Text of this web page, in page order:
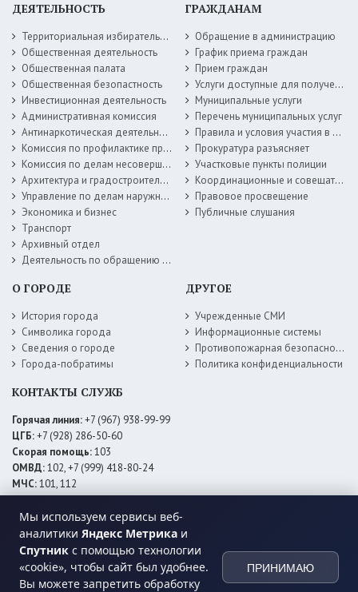
Мы используем сервисы веб-
аналитики Яндекс Метрика и
Спутник с помощью технологии
«cookie», чтобы сайт был удобнее.
Вы можете запретить обработку
ПРИНИМАЮ
ДЕЯТЕЛЬНОСТЬ
Территориальная избирательная комиссия
Общественная деятельность
Общественная палата
Общественная безопастность
Инвестиционная деятельность
Административная комиссия
Антинаркотическая деятельность
Комиссия по профилактике правонарушений
Комиссия по делам несовершеннолетних
Архитектура и градостроительство
Управление по делам наружной рекламы
Экономика и бизнес
Транспорт
Архивный отдел
Деятельность по обращению с животными без владельцев
ГРАЖДАНАМ
Обращение в администрацию
График приема граждан
Прием граждан
Услуги доступные для получения в электронной форме
Муниципальные услуги
Перечень муниципальных услуг
Правила и условия участия в жилищных программах
Прокуратура разъясняет
Участковые пункты полиции
Координационные и совещательные органы
Правовое просвещение
Публичные слушания
О ГОРОДЕ
История города
Символика города
Сведения о городе
Города-побратимы
ДРУГОЕ
Учрежденные СМИ
Информационные системы
Противопожарная безопасность
Политика конфиденциальности
КОНТАКТЫ СЛУЖБ
Горячая линия:+7 (967) 938-99-99
ЦГБ:+7 (928) 286-50-60
Скорая помощь:103
ОМВД:102, +7 (999) 418-80-24
МЧС:101, 112
ЕДДС:+7 (928) 576-09-83
Электросети:+7 (800) 220-02-20
Даггаз:+7 (928) 980-64-04
Горводоснаб: +7 (928) 559-59-74
Теплоснаб: +7 (928) 873-27-09
МФЦ:+7 (938) 777-82-44